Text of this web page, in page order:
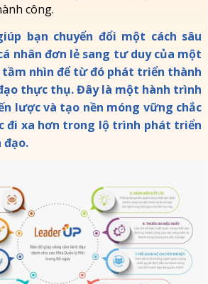
công.
bạn chuyển đổi một cách sâu
nhân đơn lẻ sang tư duy của một
tầm nhìn để từ đó phát triển thành
thực thụ. Đây là một hành trình
lược và tạo nền móng vững chắc
đi xa hơn trong lộ trình phát triển
đạo.